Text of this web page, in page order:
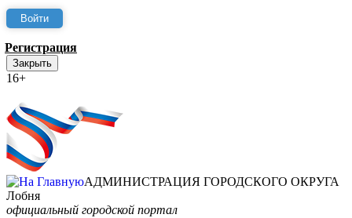
Регистрация
Закрыть
16+
АДМИНИСТРАЦИЯ ГОРОДСКОГО ОКРУГА
Лобня
официальный городской портал